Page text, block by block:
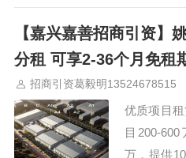
集成电路
体项目一
塘收费站（
钟、嘉善
中新嘉善
【嘉兴嘉善招商引资】
分租 可享2-36个月免租
招商引资葛毅明13524678515
优质项目
目200-
万，提供